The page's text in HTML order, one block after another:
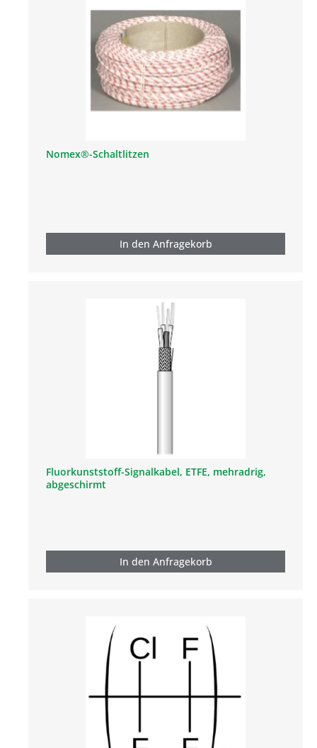
Nomex®-Schaltlitzen
In den Anfragekorb
Fluorkunststoff-Signalkabel, ETFE, mehradrig,
abgeschirmt
In den Anfragekorb